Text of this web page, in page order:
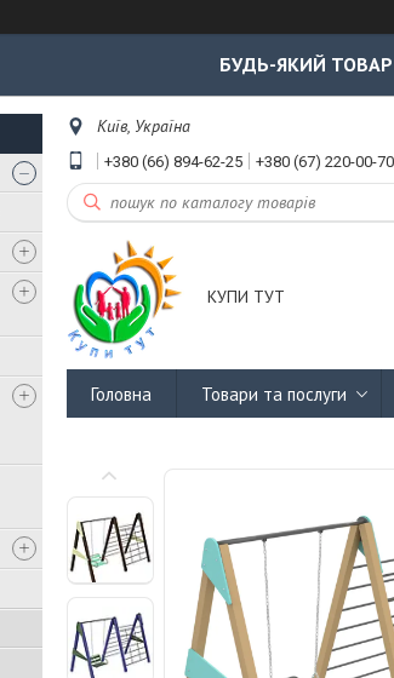
БУДЬ-ЯКИЙ
Київ, Україна
+380 (66) 894-62-25 +380 (67) 220-00-70
КУПИ ТУТ
Головна Товари та послуги